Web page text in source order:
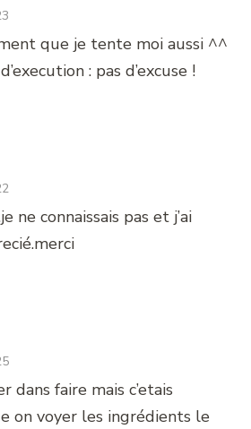
que je tente moi aussi ^^
: pas d’excuse !
ne connaissais pas et j’ai
dans faire mais c’etais
on voyer les ingrédients le